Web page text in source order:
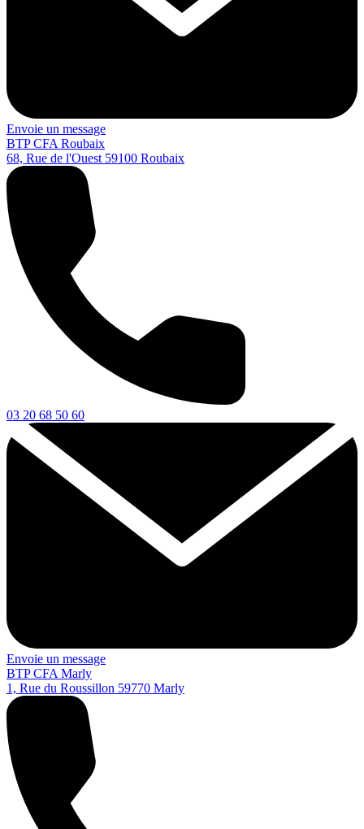
Envoie un message
BTP CFA Roubaix
68, Rue de l'Ouest 59100 Roubaix
03 20 68 50 60
Envoie un message
BTP CFA Marly
1, Rue du Roussillon 59770 Marly